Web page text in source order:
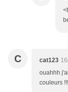
C cat123
ouahhh
couleurs !!!